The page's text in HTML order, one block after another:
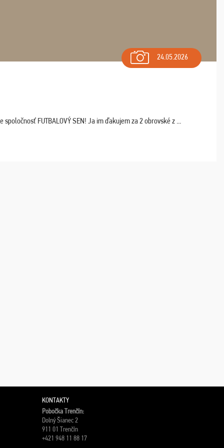
24.05.2026
FUTBALOVÝ SEN! Ja im ďakujem za 2 obrovské z ...
KONTAKTY
Pobočka Trenčín:
Dolný Šianec 2
911 01 Trenčín
+421 948 11 88 17